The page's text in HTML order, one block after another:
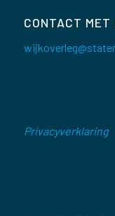
CONTACT
Privacyverklaring